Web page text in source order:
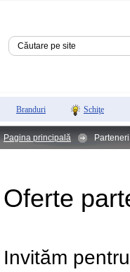
Branduri Schiţe
Pagina principală
Oferte
Invităm